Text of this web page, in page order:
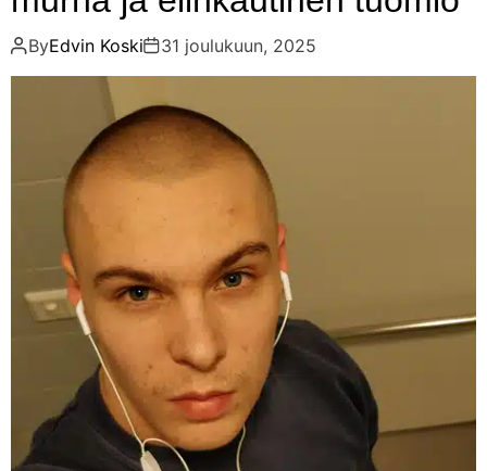
ByEdvin Koski 31 joulukuun, 2025